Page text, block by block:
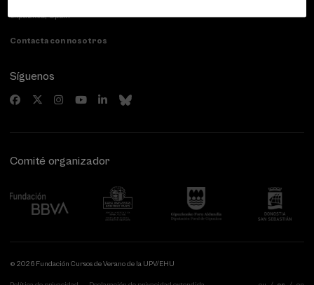
Gipuzkoa, Spain
Contacta con nosotros
Síguenos
Comité organizador
© 2026 Fundación Cursos de Verano de la UPV/EHU